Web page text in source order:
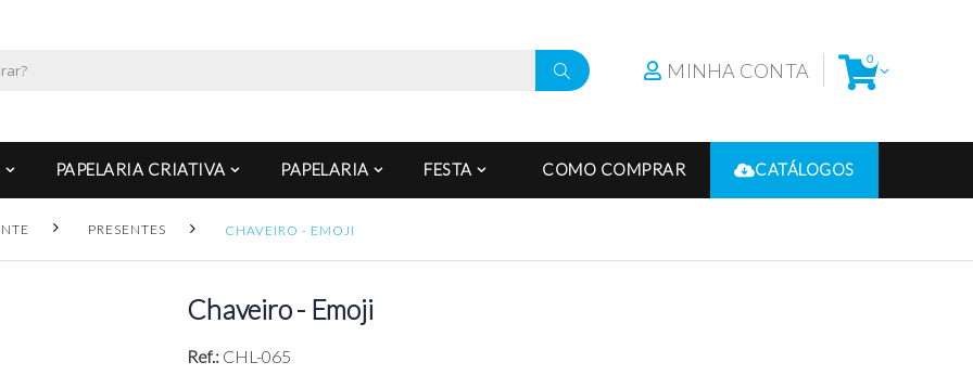
MINHA CONTA 0
PAPELARIA CRIATIVA PAPELARIA FESTA COMO COMPRAR CATÁLOGOS
PRESENTES CHAVEIRO - EMOJI
Chaveiro - Emoji
Ref.: CHL-065